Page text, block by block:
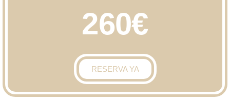
260€
RESERVA YA